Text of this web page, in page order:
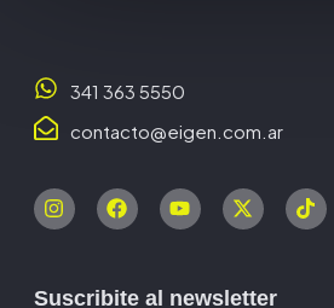
341 363 5550
contacto@eigen.com.ar
Suscribite al newsletter